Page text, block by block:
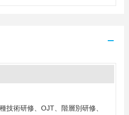
技術研修、OJT、階層別研修、